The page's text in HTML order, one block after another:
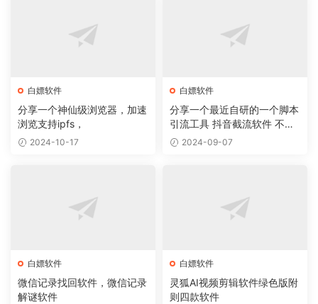
白嫖软件
分享一个神仙级浏览器，加速
浏览支持ipfs，
2024-10-17
白嫖软件
分享一个最近自研的一个脚本
引流工具 抖音截流软件 不封
号 无痕
2024-09-07
白嫖软件
微信记录找回软件，微信记录
解谜软件
白嫖软件
灵狐AI视频剪辑软件绿色版附
则四款软件